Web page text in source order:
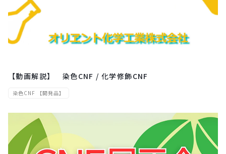
【動画解説】 染色CNF / 化学修飾CNF
染色CNF 【開発品】